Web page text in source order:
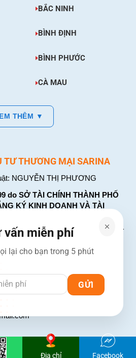
BẮC NINH
BÌNH ĐỊNH
BÌNH PHƯỚC
CÀ MAU
THÊM ▼
TƯ THƯƠNG MẠI SARINA
NGUYỄN THỊ PHƯƠNG
do SỞ TÀI CHÍNH THÀNH PHỐ
KÝ KINH DOANH VÀ TÀI
cấp. Đăng ký lần đầu: ngày 26
ký thay đổi lần thứ: 4, ngày 31
Đa, Hà Nội
12, Quận 10, TP. Hồ Chí
001 001
vấn miễn phí
lại cho bạn trong 5 phút
Địa chỉ Facebook